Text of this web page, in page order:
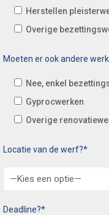
Herstellen
Overige
Moeten er ook andere
Nee, enkel
Gyprocwerken
Overige
Locatie van de werf?*
Deadline?*